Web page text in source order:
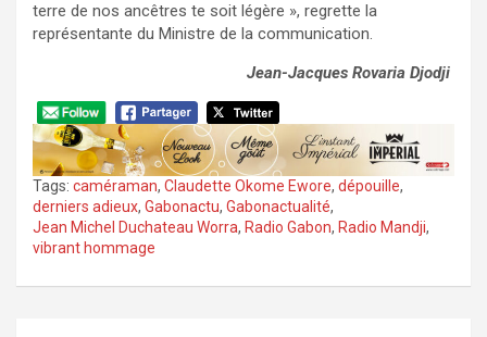
terre de nos ancêtres te soit légère », regrette la
représentante du Ministre de la communication.
Jean-Jacques Rovaria Djodji
Tags: caméraman, Claudette Okome Ewore, dépouille,
derniers adieux, Gabonactu, Gabonactualité,
Jean Michel Duchateau Worra, Radio Gabon, Radio Mandji,
vibrant hommage